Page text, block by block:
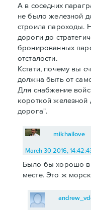
А в соседних
не было железной
строила пароходы.
дороги до
бронированных
отсталости.
Кстати, почему вы
должна быть от
Для снабжение
короткой железной
дорога".
mikhailove
March 30 2016,
Было бы хорошо в
месте. Это ж